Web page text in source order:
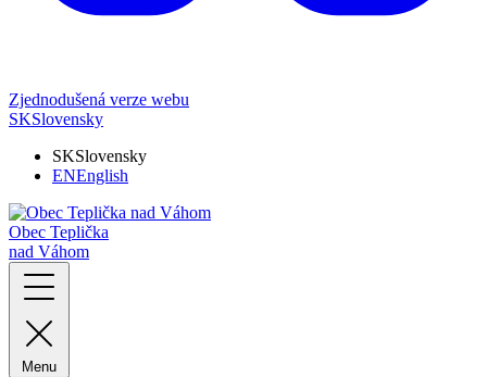
Zjednodušená verze webu
SKSlovensky
SKSlovensky
ENEnglish
Obec Teplička
nad Váhom
Menu